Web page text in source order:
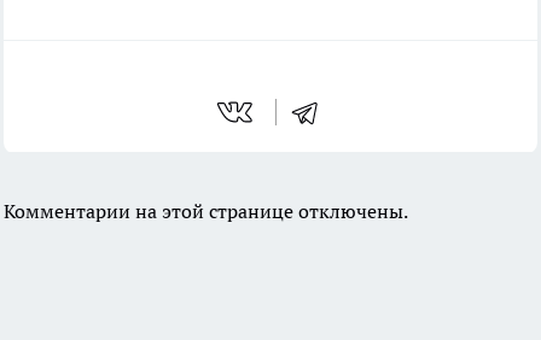
Комментарии на этой странице отключены.